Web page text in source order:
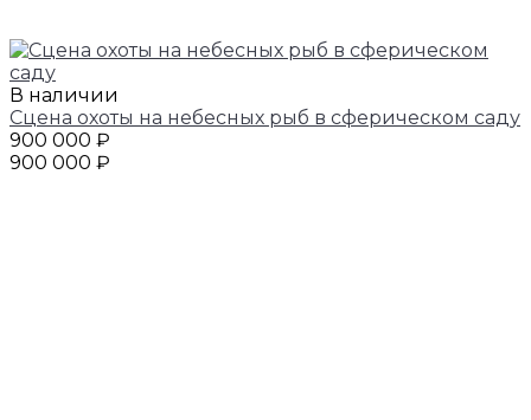
В наличии
Сцена охоты на небесных рыб в сферическом саду
900 000 ₽
900 000 ₽